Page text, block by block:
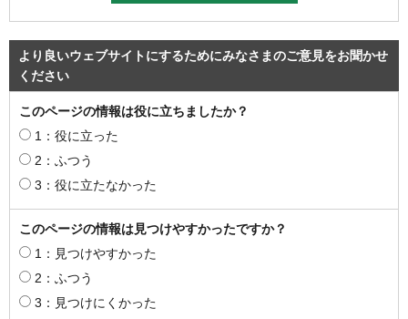
より良いウェブサイトにするためにみなさまのご意見をお聞かせ
ください
このページの情報は役に立ちましたか？
1：役に立った
2：ふつう
3：役に立たなかった
このページの情報は見つけやすかったですか？
1：見つけやすかった
2：ふつう
3：見つけにくかった